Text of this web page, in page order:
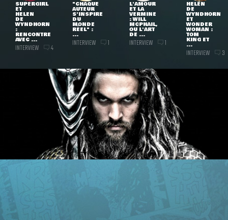
SUPERGIRL
ET
HELEN
DE
WYNDHORN
:
RENCONTRE
AVEC ...
INTERVIEW 4
"CHAQUE
AUTEUR
S'INSPIRE
DU
MONDE
RÉEL" :
...
INTERVIEW 1
L'AMOUR
ET LA
VERMINE
: WILL
MCPHAIL,
OU L'ART
DE ...
INTERVIEW 1
HELEN
DE
WYNDHORN
ET
WONDER
WOMAN :
TOM
KING ET
...
INTERVIEW 3